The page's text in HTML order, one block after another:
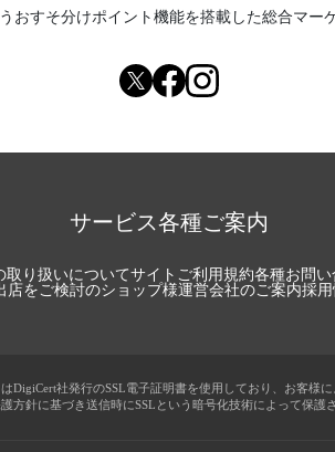
おすそ分けポイント機能を搭載した総合マー
サービス各種ご案内
取り扱いについてサイトご利用規約各種お問い
店をご検討のショップ様運営会社のご案内採
DigiCert社発行のSSL電子証明書を使用しており、お客様
方針に基づき送信時にSSLという暗号化技術によって保護